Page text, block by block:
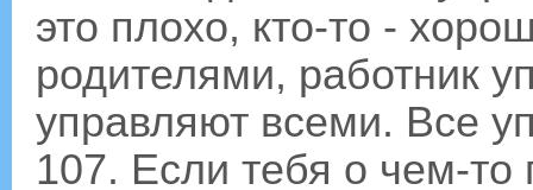
это плохо, кто-то -
родителями, работник
управляют всеми. Все
107. Если тебя о чем-то